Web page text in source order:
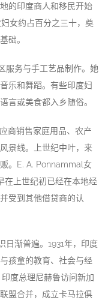
的印度商人和移民开始
女约占百分之三十，奠
础。
服务与手工艺品制作。她
乐和舞蹈。有些印度妇
言或美食都入乡随俗。
商销售家庭用品、农产
景线。上世纪中叶，来
。E. A. Ponnammal女
在上世纪初已经在本地经
受到其他借贷商的认
日渐普遍。1931年，印度
孩童的教育、社会与经
度总理尼赫鲁访问新加
盟合并，成立卡马拉俱